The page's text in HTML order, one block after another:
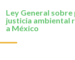
Ley General
justicia ambiental
a México